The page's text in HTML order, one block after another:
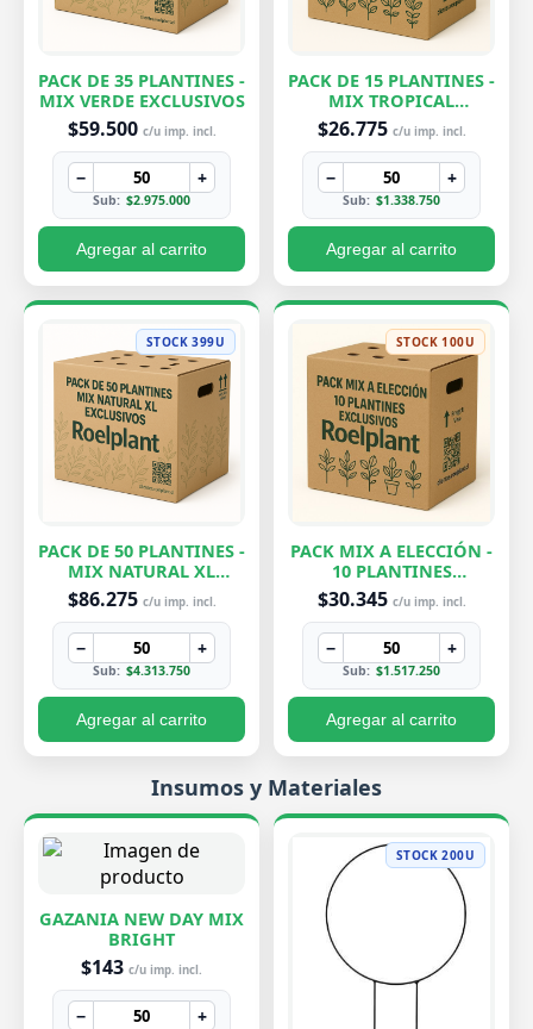
PACK DE 35 PLANTINES -
MIX VERDE EXCLUSIVOS
$59.500 c/u imp. incl.
− +
Sub: $2.975.000
Agregar al carrito
PACK DE 15 PLANTINES -
MIX TROPICAL
EXCLUSIVOS
$26.775 c/u imp. incl.
− +
Sub: $1.338.750
Agregar al carrito
STOCK 399U
PACK DE 50 PLANTINES -
MIX NATURAL XL
EXCLUSIVOS
$86.275 c/u imp. incl.
− +
Sub: $4.313.750
Agregar al carrito
STOCK 100U
PACK MIX A ELECCIÓN -
10 PLANTINES
EXCLUSIVOS
$30.345 c/u imp. incl.
− +
Sub: $1.517.250
Agregar al carrito
Insumos y Materiales
GAZANIA NEW DAY MIX
BRIGHT
$143 c/u imp. incl.
− +
STOCK 200U